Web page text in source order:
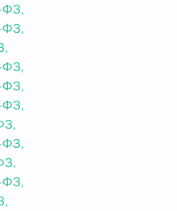
регистрации
второй Налогового
ФЗ,
ФЗ,
ФЗ,
ФЗ,
ФЗ,
ФЗ,
ФЗ,